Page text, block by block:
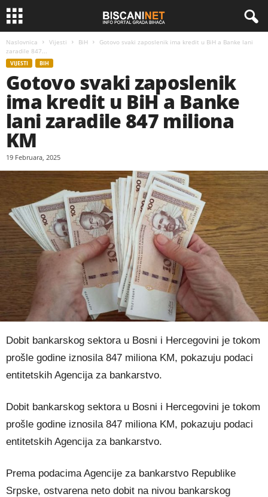
Naslovnica Vijesti BiH
Gotovo svaki zaposlenik ima kredit u BiH a Banke lani
zaradile 847...
VIJESTI BIH
Gotovo svaki zaposlenik
ima kredit u BiH a Banke
lani zaradile 847 miliona
KM
19 Februara, 2025
Dobit bankarskog sektora u Bosni i Hercegovini je tokom
prošle godine iznosila 847 miliona KM, pokazuju podaci
entitetskih Agencija za bankarstvo.
Dobit bankarskog sektora u Bosni i Hercegovini je tokom
prošle godine iznosila 847 miliona KM, pokazuju podaci
entitetskih Agencija za bankarstvo.
Prema podacima Agencije za bankarstvo Republike
Srpske, ostvarena neto dobit na nivou bankarskog